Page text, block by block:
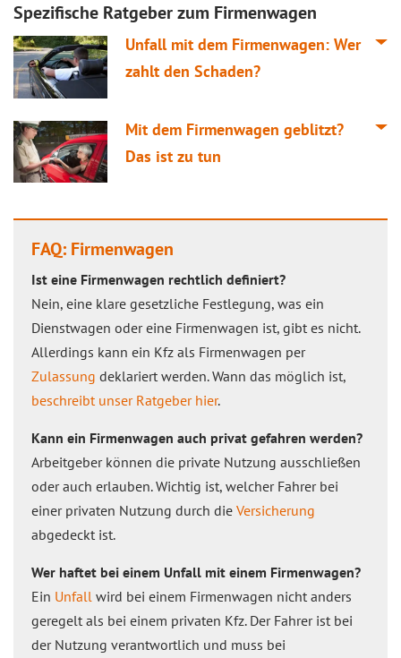
Spezifische Ratgeber zum Firmenwagen
Unfall mit dem Firmenwagen: Wer
zahlt den Schaden?
Mit dem Firmenwagen geblitzt?
Das ist zu tun
FAQ: Firmenwagen
Ist eine Firmenwagen rechtlich definiert?
Nein, eine klare gesetzliche Festlegung, was ein
Dienstwagen oder eine Firmenwagen ist, gibt es nicht.
Allerdings kann ein Kfz als Firmenwagen per
Zulassung deklariert werden. Wann das möglich ist,
beschreibt unser Ratgeber hier.
Kann ein Firmenwagen auch privat gefahren werden?
Arbeitgeber können die private Nutzung ausschließen
oder auch erlauben. Wichtig ist, welcher Fahrer bei
einer privaten Nutzung durch die Versicherung
abgedeckt ist.
Wer haftet bei einem Unfall mit einem Firmenwagen?
Ein Unfall wird bei einem Firmenwagen nicht anders
geregelt als bei einem privaten Kfz. Der Fahrer ist bei
der Nutzung verantwortlich und muss bei